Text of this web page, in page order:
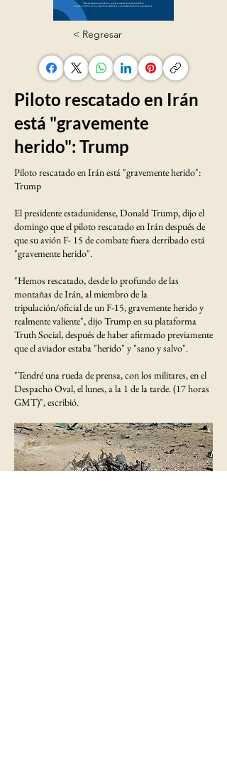
< Regresar
Piloto rescatado en Irán
está "gravemente
herido": Trump
Piloto rescatado en Irán está "gravemente herido":
Trump
El presidente estadunidense, Donald Trump, dijo el
domingo que el piloto rescatado en Irán después de
que su avión F- 15 de combate fuera derribado está
"gravemente herido".
"Hemos rescatado, desde lo profundo de las
montañas de Irán, al miembro de la
tripulación/oficial de un F-15, gravemente herido y
realmente valiente", dijo Trump en su plataforma
Truth Social, después de haber afirmado previamente
que el aviador estaba "herido" y "sano y salvo".
"Tendré una rueda de prensa, con los militares, en el
Despacho Oval, el lunes, a la 1 de la tarde. (17 horas
GMT)", escribió.